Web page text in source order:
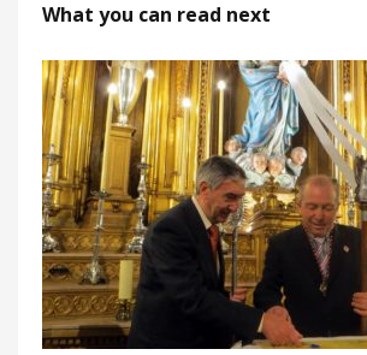
What you can read next